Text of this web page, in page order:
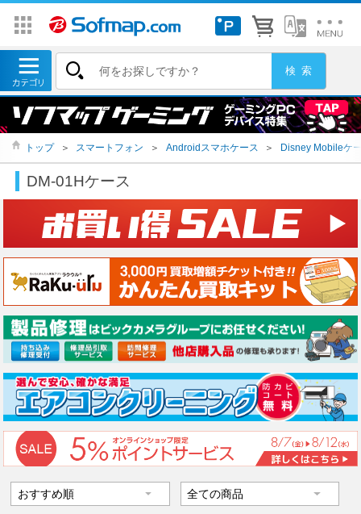
トップ ＞ スマートフォン ＞ Androidスマホケース ＞ Disney Mobileケ
DM-01Hケース